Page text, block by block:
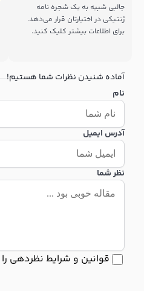
جالبی شبیه به یک شجره نامه
ژنتیکی در اختیارتان قرار می‌دهد.
برای اطلاعات بیشتر کلیک کنید.
آماده شنیدن نظرات شما هستیم!
نام
آدرس ایمیل
نظر شما
قوانین و شرایط نظردهی